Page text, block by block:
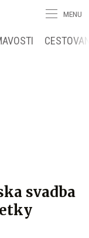
MENU
svadba